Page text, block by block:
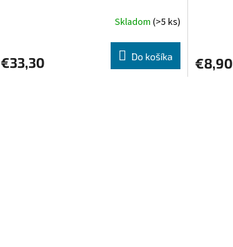
Skladom (>5 ks)
€33,30 Do košíka €8,90